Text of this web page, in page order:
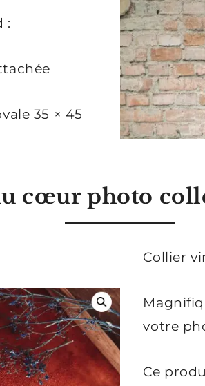
:
35 × 45
cœurphoto
Collier
votre
Ce